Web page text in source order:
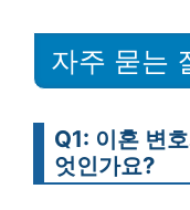
자주 묻는
Q1: 이혼 변
엇인가요?